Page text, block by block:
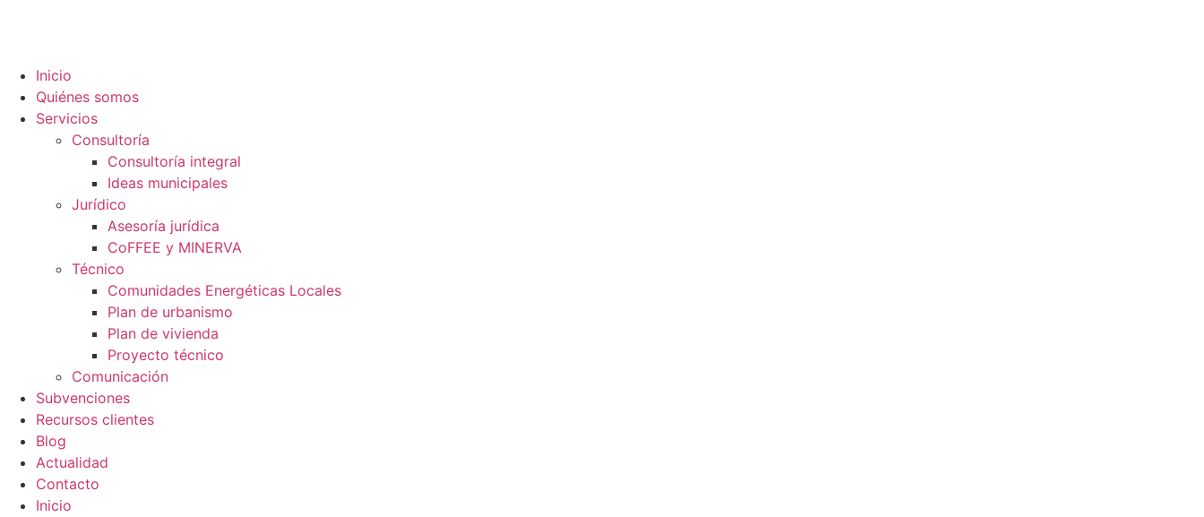
Inicio
Quiénes somos
Servicios
Consultoría
Consultoría integral
Ideas municipales
Jurídico
Asesoría jurídica
CoFFEE y MINERVA
Técnico
Comunidades Energéticas Locales
Plan de urbanismo
Plan de vivienda
Proyecto técnico
Comunicación
Subvenciones
Recursos clientes
Blog
Actualidad
Contacto
Inicio